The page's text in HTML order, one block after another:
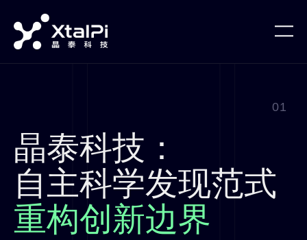
01
晶泰科技：
自主科学发现范式
重构创新边界